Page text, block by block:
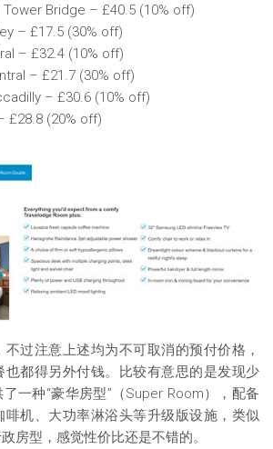
Bridge – £40.5 (10% off)
– £17.5 (30% off)
– £32.4 (10% off)
– £21.7 (30% off)
– £30.6 (10% off)
£28.8 (20% off)
过注意上述均为不可取消的预付价格，
也都得另外付钱。比较有意思的是发现少
一种“豪华房型”（Super Room），配备
机、大功率淋浴头等升级版设施，类似
房型，感觉性价比还是不错的。